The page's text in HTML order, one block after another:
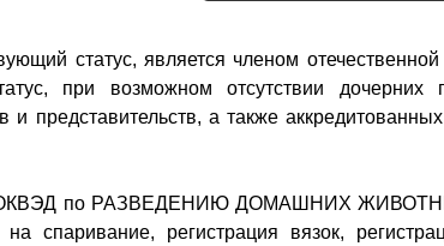
статус, является членом отечественной
при возможном отсутствии дочерних
представительств, а также
ОКВЭД по РАЗВЕДЕНИЮ ДОМАШНИХ
на спаривание, регистрация вязок,